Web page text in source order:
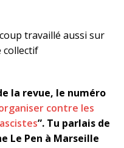
travaillé aussi sur
collectif
la revue, le numéro
contre les
”. Tu parlais de
Le Pen à Marseille